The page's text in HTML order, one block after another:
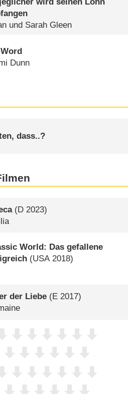
und Sarah Gleen
Dunn
dass..?
(D 2023)
World: Das gefallene
(USA2018)
der Liebe (E 2017)